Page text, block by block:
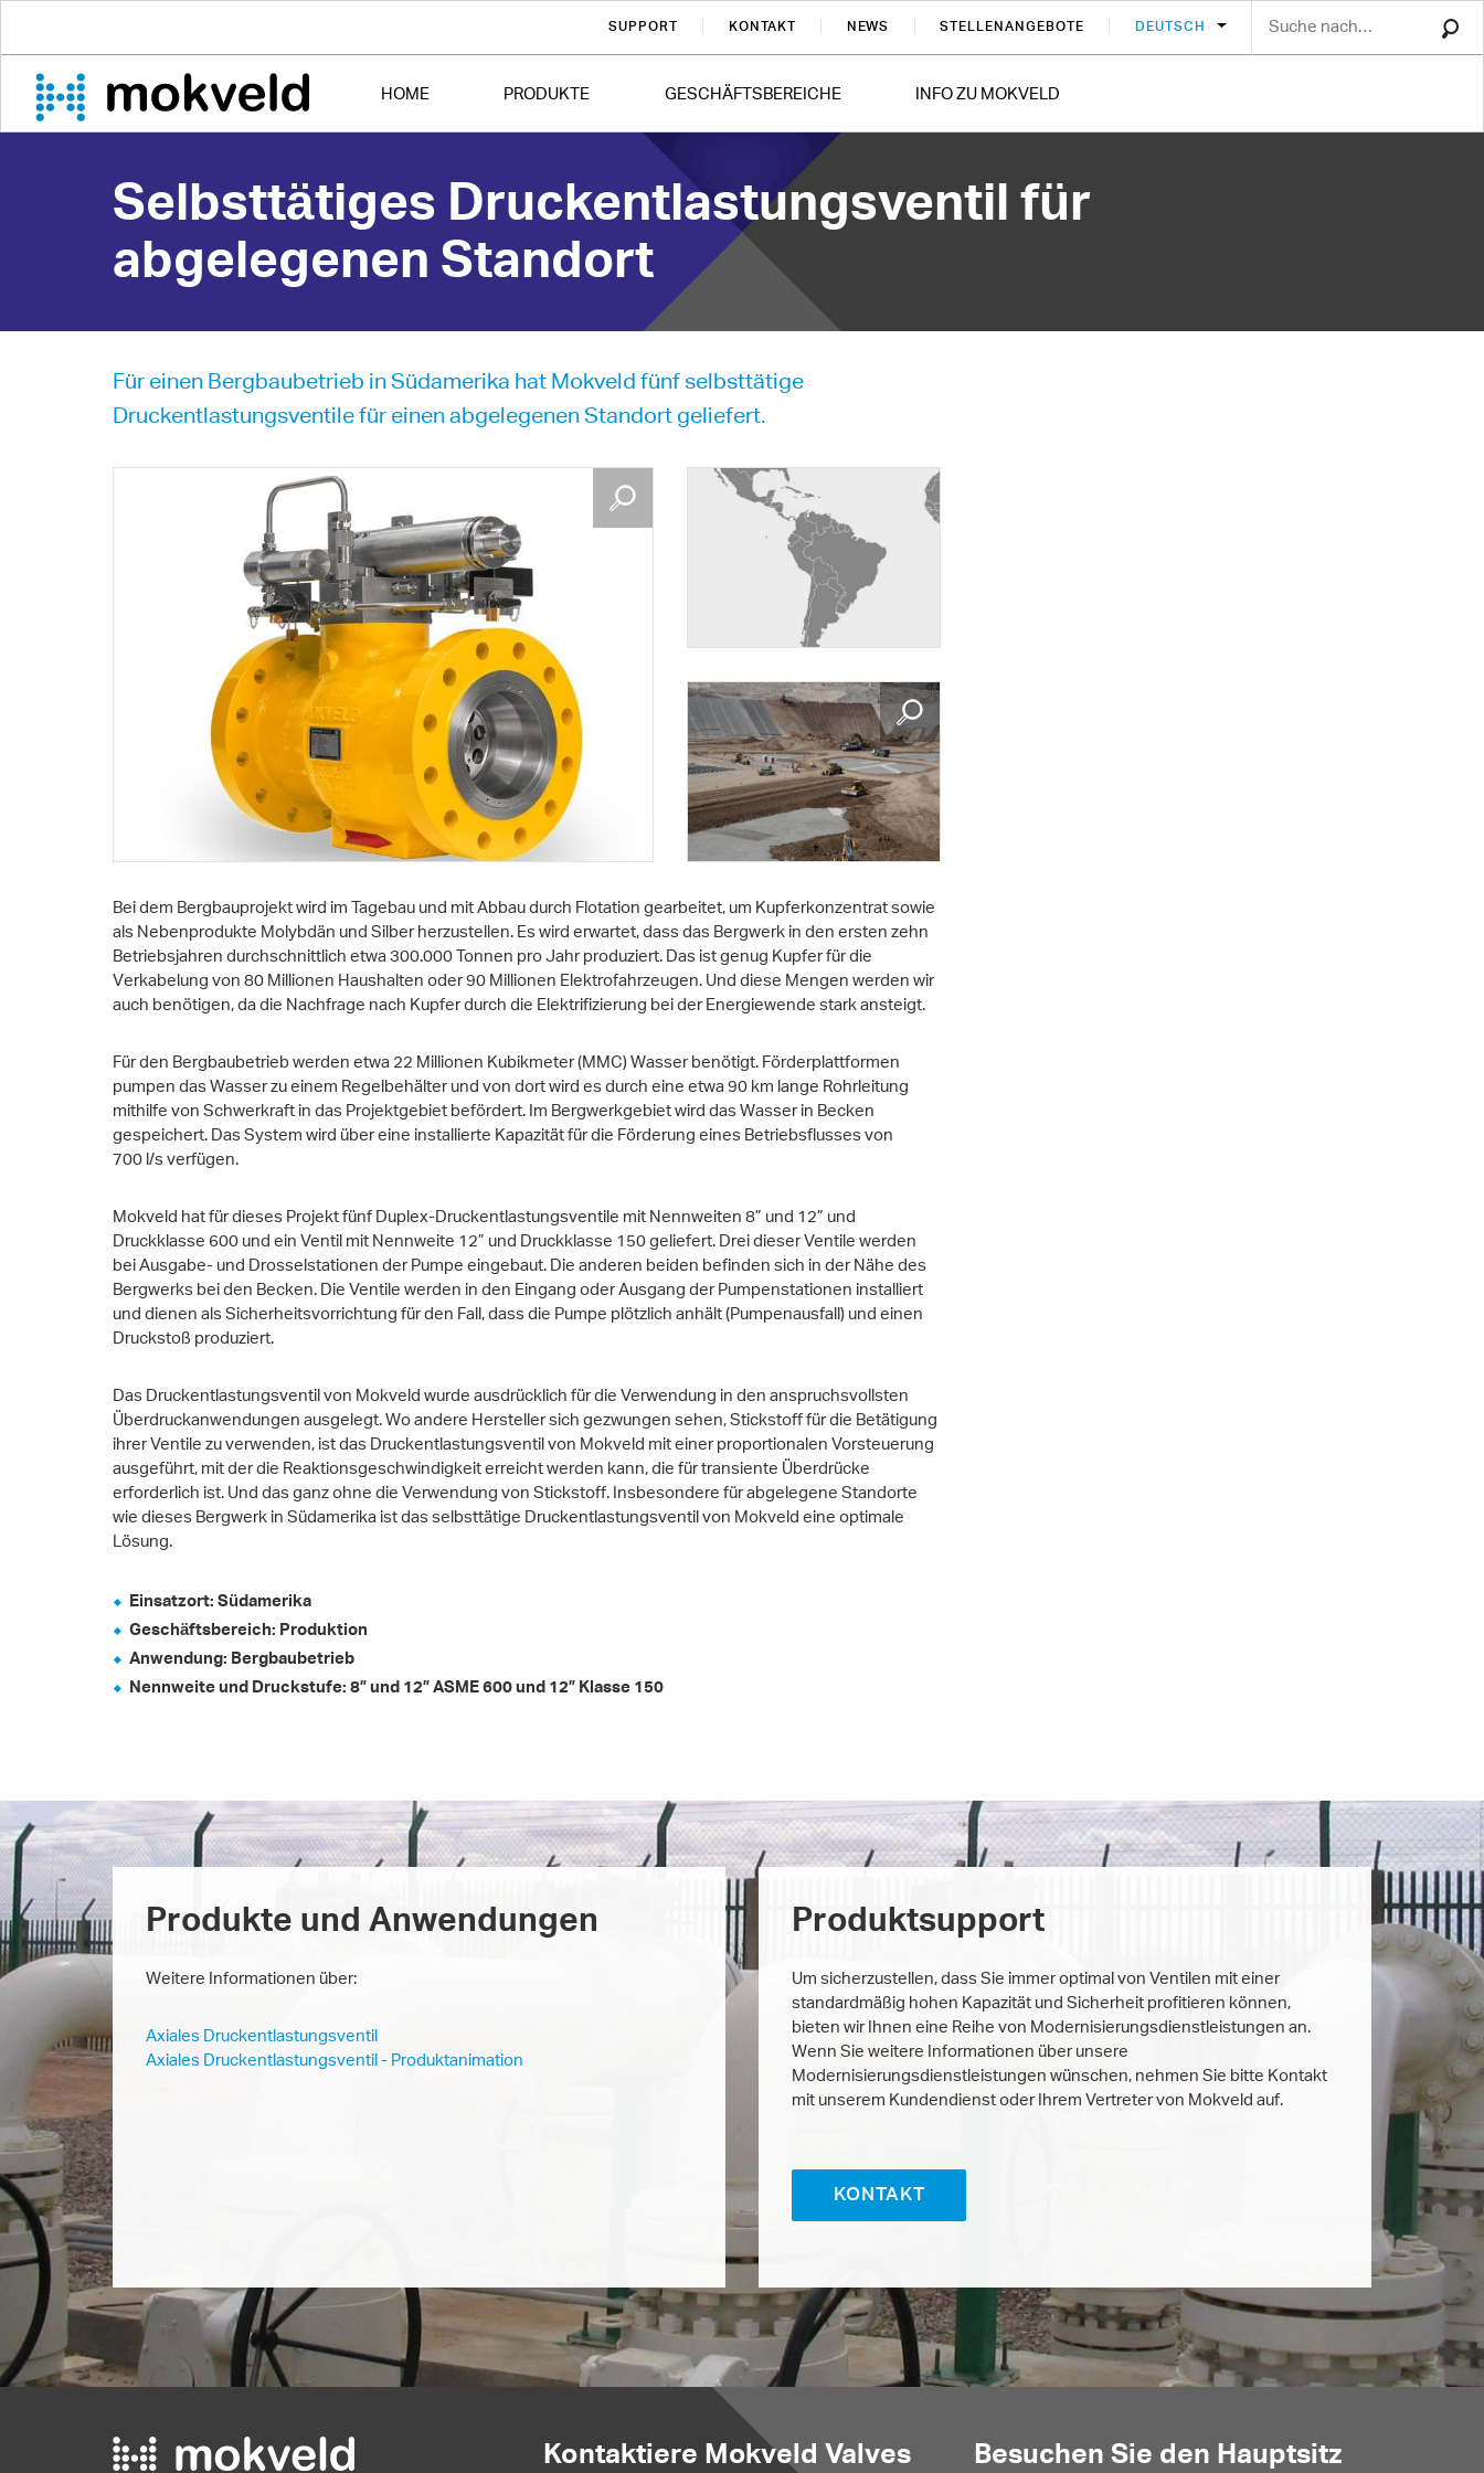
SUPPORT KONTAKT NEWS STELLENANGEBOTE DEUTSCH
HOME PRODUKTE GESCHÄFTSBEREICHE INFO ZU MOKVELD
Selbsttätiges Druckentlastungsventil für
abgelegenen Standort
Für einen Bergbaubetrieb in Südamerika hat Mokveld fünf selbsttätige
Druckentlastungsventile für einen abgelegenen Standort geliefert.
Bei dem Bergbauprojekt wird im Tagebau und mit Abbau durch Flotation gearbeitet, um Kupferkonzentrat sowie
als Nebenprodukte Molybdän und Silber herzustellen. Es wird erwartet, dass das Bergwerk in den ersten zehn
Betriebsjahren durchschnittlich etwa 300.000 Tonnen pro Jahr produziert. Das ist genug Kupfer für die
Verkabelung von 80 Millionen Haushalten oder 90 Millionen Elektrofahrzeugen. Und diese Mengen werden wir
auch benötigen, da die Nachfrage nach Kupfer durch die Elektrifizierung bei der Energiewende stark ansteigt.
Für den Bergbaubetrieb werden etwa 22 Millionen Kubikmeter (MMC) Wasser benötigt. Förderplattformen
pumpen das Wasser zu einem Regelbehälter und von dort wird es durch eine etwa 90 km lange Rohrleitung
mithilfe von Schwerkraft in das Projektgebiet befördert. Im Bergwerkgebiet wird das Wasser in Becken
gespeichert. Das System wird über eine installierte Kapazität für die Förderung eines Betriebsflusses von
700 l/s verfügen.
Mokveld hat für dieses Projekt fünf Duplex-Druckentlastungsventile mit Nennweiten 8” und 12” und
Druckklasse 600 und ein Ventil mit Nennweite 12” und Druckklasse 150 geliefert. Drei dieser Ventile werden
bei Ausgabe- und Drosselstationen der Pumpe eingebaut. Die anderen beiden befinden sich in der Nähe des
Bergwerks bei den Becken. Die Ventile werden in den Eingang oder Ausgang der Pumpenstationen installiert
und dienen als Sicherheitsvorrichtung für den Fall, dass die Pumpe plötzlich anhält (Pumpenausfall) und einen
Druckstoß produziert.
Das Druckentlastungsventil von Mokveld wurde ausdrücklich für die Verwendung in den anspruchsvollsten
Überdruckanwendungen ausgelegt. Wo andere Hersteller sich gezwungen sehen, Stickstoff für die Betätigung
ihrer Ventile zu verwenden, ist das Druckentlastungsventil von Mokveld mit einer proportionalen Vorsteuerung
ausgeführt, mit der die Reaktionsgeschwindigkeit erreicht werden kann, die für transiente Überdrücke
erforderlich ist. Und das ganz ohne die Verwendung von Stickstoff. Insbesondere für abgelegene Standorte
wie dieses Bergwerk in Südamerika ist das selbsttätige Druckentlastungsventil von Mokveld eine optimale
Lösung.
Einsatzort: Südamerika
Geschäftsbereich: Produktion
Anwendung: Bergbaubetrieb
Nennweite und Druckstufe: 8” und 12” ASME 600 und 12” Klasse 150
Produkte und Anwendungen
Weitere Informationen über:
Axiales Druckentlastungsventil
Axiales Druckentlastungsventil - Produktanimation
Produktsupport
Um sicherzustellen, dass Sie immer optimal von Ventilen mit einer
standardmäßig hohen Kapazität und Sicherheit profitieren können,
bieten wir Ihnen eine Reihe von Modernisierungsdienstleistungen an.
Wenn Sie weitere Informationen über unsere
Modernisierungsdienstleistungen wünschen, nehmen Sie bitte Kontakt
mit unserem Kundendienst oder Ihrem Vertreter von Mokveld auf.
KONTAKT
Kontaktiere Mokveld Valves Besuchen Sie den Hauptsitz